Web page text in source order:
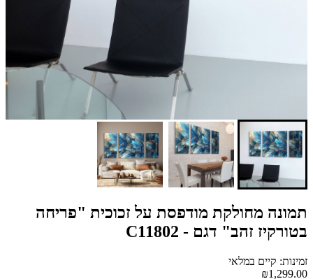
תמונה מחולקת מודפסת על זכוכית "פריחה
בטורקיז זהב" דגם - C11802
זמינות: קיים במלאי
₪1,299.00